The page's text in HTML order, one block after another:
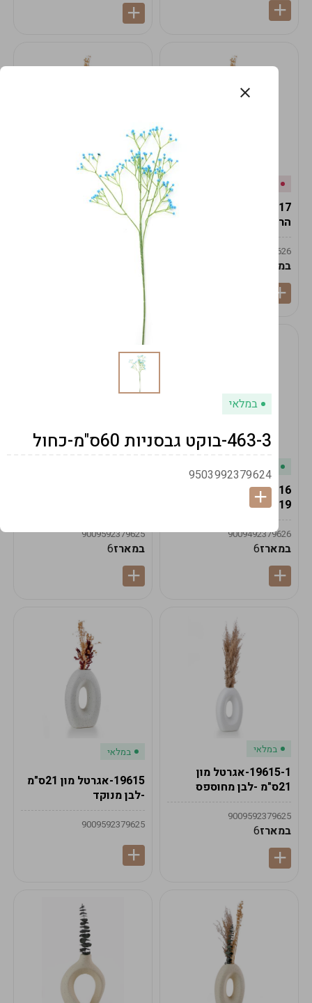
הרמס 19ס"מ -לבן נקי
9009492379626
במארז
במלאי
19617/6-אגרטל הרמס
19ס"מ -לבן מנוקד
9009492379626
במארז
19616-אגרטל הרמס
19ס"מ -קרם
9009492379626
במארז6
9009592379625
במארז6
במלאי
19615-1-אגרטל מון
21ס"מ -לבן מחוספס
9009592379625
במארז6
במלאי
19615-אגרטל מון 21ס"מ
-לבן מנוקד
9009592379625
במלאי
463-3-בוקט גבסניות 60ס"מ-כחול
9503992379624